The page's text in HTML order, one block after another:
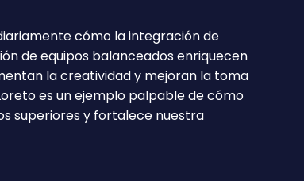
cómo la integración de
de equipos balanceados enriquecen
la creatividad y mejoran la toma
es un ejemplo palpable de cómo
superiores y fortalece nuestra